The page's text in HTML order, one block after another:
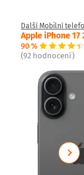
Další Mobilní
Apple iPhone 17
90 %
(92 hodnocení)
Next